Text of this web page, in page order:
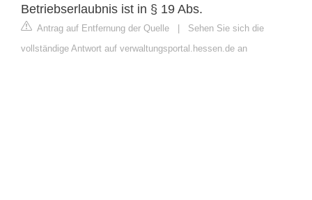
Betriebserlaubnis ist in § 19 Abs.
Antrag auf Entfernung der Quelle | Sehen Sie sich die
vollständige Antwort auf verwaltungsportal.hessen.de an